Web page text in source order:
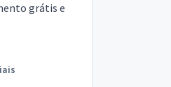
grátis e